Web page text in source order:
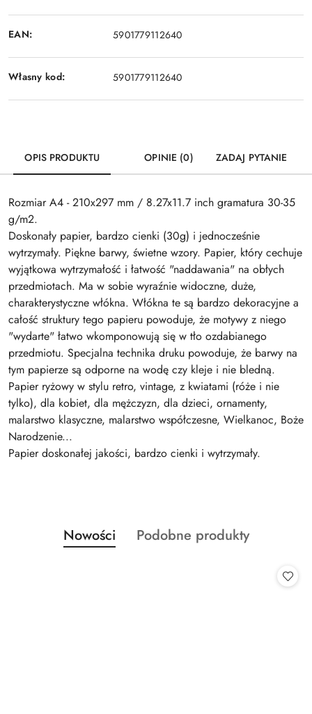
EAN: 5901779112640
Własny kod: 5901779112640
OPIS PRODUKTU OPINIE (0) ZADAJ PYTANIE
Rozmiar A4 - 210x297 mm / 8.27x11.7 inch gramatura 30-35
g/m2.
Doskonały papier, bardzo cienki (30g) i jednocześnie
wytrzymały. Piękne barwy, świetne wzory. Papier, który cechuje
wyjątkowa wytrzymałość i łatwość "naddawania" na obłych
przedmiotach. Ma w sobie wyraźnie widoczne, duże,
charakterystyczne włókna. Włókna te są bardzo dekoracyjne a
całość struktury tego papieru powoduje, że motywy z niego
"wydarte" łatwo wkomponowują się w tło ozdabianego
przedmiotu. Specjalna technika druku powoduje, że barwy na
tym papierze są odporne na wodę czy kleje i nie bledną.
Papier ryżowy w stylu retro, vintage, z kwiatami (róże i nie
tylko), dla kobiet, dla mężczyzn, dla dzieci, ornamenty,
malarstwo klasyczne, malarstwo współczesne, Wielkanoc, Boże
Narodzenie...
Papier doskonałej jakości, bardzo cienki i wytrzymały.
Pomiń karuzelę produktów
Produkty
o
Nowości
Produkty
Podobne produkty